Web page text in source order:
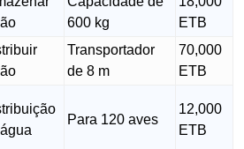
600 kg
ETB
Transportador
de 8 m
70,000
ETB
Para 120 aves
12,000
ETB